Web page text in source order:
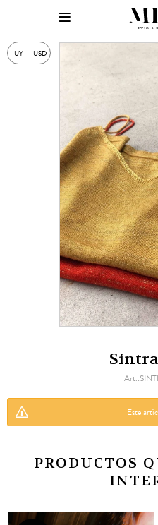
UY USD

Este
PRODUCTOS